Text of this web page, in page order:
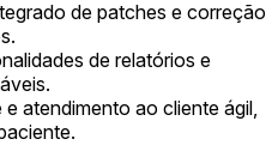
de patches e correção
de relatórios e
atendimento ao cliente ágil,